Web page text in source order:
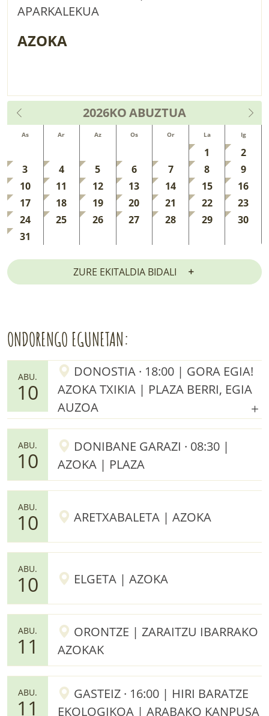
APARKALEKUA
AZOKA
2026KOABUZTUA
As Ar Az Os Or La Ig
1
2
3
4 5 6 7 8
9
10
11 12 13 14 15
16
17
18 19 20 21 22
23
24
25 26 27 28 29
30
31
ZURE EKITALDIA BIDALI
ONDORENGO EGUNETAN:
ABU.
10
DONOSTIA · 18:00 | GORA EGIA!
AZOKA TXIKIA | PLAZA BERRI, EGIA
AUZOA
ABU.
10
DONIBANE GARAZI · 08:30 |
AZOKA | PLAZA
ABU.
10 ARETXABALETA | AZOKA
ABU.
10 ELGETA | AZOKA
ABU.
11
ORONTZE | ZARAITZU IBARRAKO
AZOKAK
ABU.
11
GASTEIZ · 16:00 | HIRI BARATZE
EKOLOGIKOA | ARABAKO KANPUSA